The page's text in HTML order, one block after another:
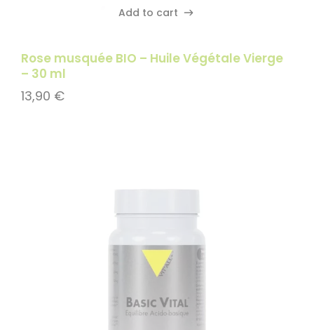
Add to cart
Rose musquée BIO – Huile Végétale Vierge
– 30 ml
13,90 €